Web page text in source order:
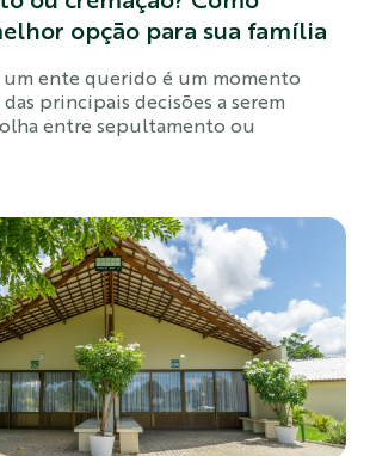
opção para sua família
um ente querido é um momento
principais decisões a serem
entre sepultamento ou